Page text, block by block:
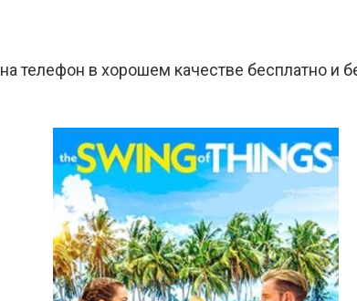
на телефон в хорошем качестве бесплатно и